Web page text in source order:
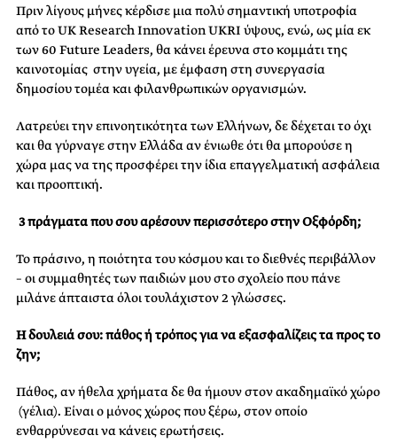
Πρινλίγους μήνες κέρδισε μια πολύ σημαντική υποτροφία
από τοUKResearch InnovationUKR​Ι ύψους, ενώ, ως μίαεκ
των 60 ​Future Leaders, θα κάνει έρευνα στο κομμάτι της
καινοτομίας ​στηνυγεία, με έμφαση στη συνεργασία
δημοσίου τομέα​καιφιλανθρωπικ​ών​οργανισμ​ών​​.
Λατρεύει την επινοητικότητα των Ελλήνων, δε δέχεται το όχι
και θαγύρναγεστην Ελλάδα αν ένιωθε ότι θα μπορούσε η
χώρα μας να της προσφέρει την ίδια επαγγελματική ασφάλεια
και προοπτική.
​3πράγματα που σου αρέσουν περισσότεροστ​ηνΟξφόρδη​;
​Το​πράσινο, η ποιότητα του κόσμου και το διεθνές περιβάλλον
– ​οισυμμαθητές των παιδιών μου​στοσχολείο​πουπάνε
μιλάνε​άπταισταόλοιτουλάχιστον 2 γλώσσες​.
Η δουλειά σου: πάθος ή τρόπος για να εξασφαλίζεις τα προς το
ζην;
Πάθος, αν ήθελα χρήματα δε θα ήμουν στον ακαδημαϊκόχώρο​
(γέλια). ​​Ε​ίναιο μόνος χώρος που ξέρω, στον οποίο
ενθαρρύνεσαι να κάνεις ερωτήσεις.